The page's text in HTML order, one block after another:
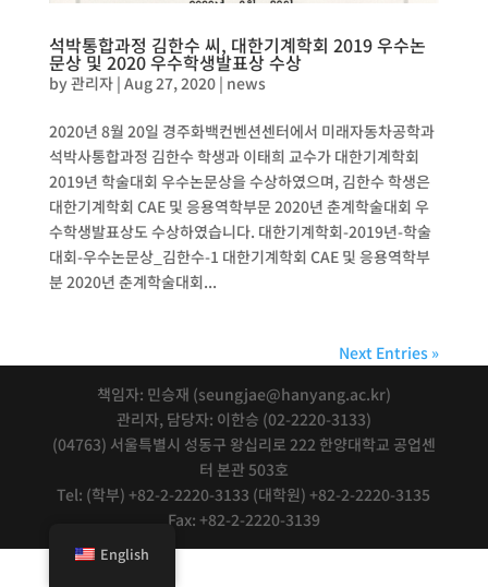
석박통합과정 김한수 씨, 대한기계학회 2019 우수논
문상 및 2020 우수학생발표상 수상
by관리자| Aug 27, 2020| news
2020년 8월 20일 경주화백컨벤션센터에서 미래자동차공학과
석박사통합과정 김한수 학생과 이태희 교수가 대한기계학회
2019년 학술대회 우수논문상을 수상하였으며, 김한수 학생은
대한기계학회 CAE 및 응용역학부문 2020년 춘계학술대회 우
수학생발표상도 수상하였습니다. 대한기계학회-2019년-학술
대회-우수논문상_김한수-1 대한기계학회 CAE 및 응용역학부
분 2020년 춘계학술대회...
Next Entries »
책임자: 민승재 (seungjae@hanyang.ac.kr)
관리자, 담당자: 이한승 (02-2220-3133)
(04763) 서울특별시 성동구 왕십리로 222 한양대학교 공업센
터 본관 503호
Tel: (학부) +82-2-2220-3133 (대학원) +82-2-2220-3135
Fax: +82-2-2220-3139
English